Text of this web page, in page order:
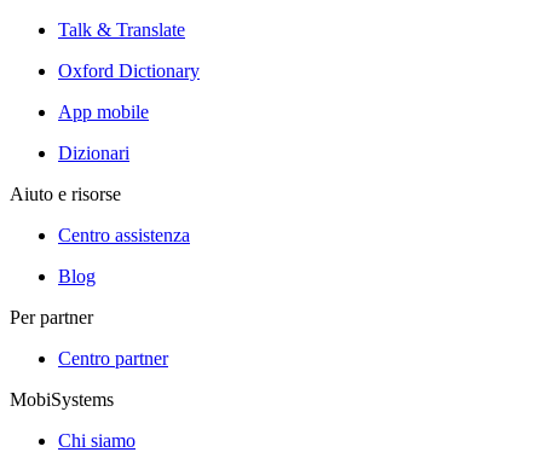
Talk & Translate
Oxford Dictionary
App mobile
Dizionari
Aiuto e risorse
Centro assistenza
Blog
Per partner
Centro partner
MobiSystems
Chi siamo